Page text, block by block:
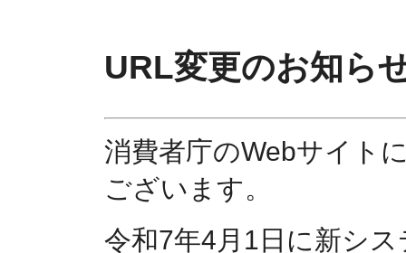
URL変更のお知ら
消費者庁のWebサイト
ございます。
令和7年4月1日に新シ